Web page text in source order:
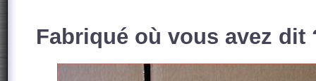
Fabriqué où vous avez dit